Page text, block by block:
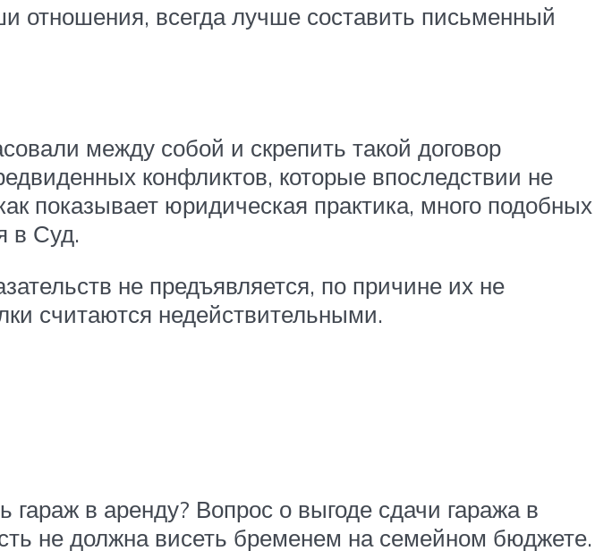
отношения, всегда лучше составить письменный
между собой и скрепить такой договор
конфликтов, которые впоследствии не
показывает юридическая практика, много подобных
в Суд.
не предъявляется, по причине их не
считаются недействительными.
в аренду? Вопрос о выгоде сдачи гаража в
не должна висеть бременем на семейном бюджете.